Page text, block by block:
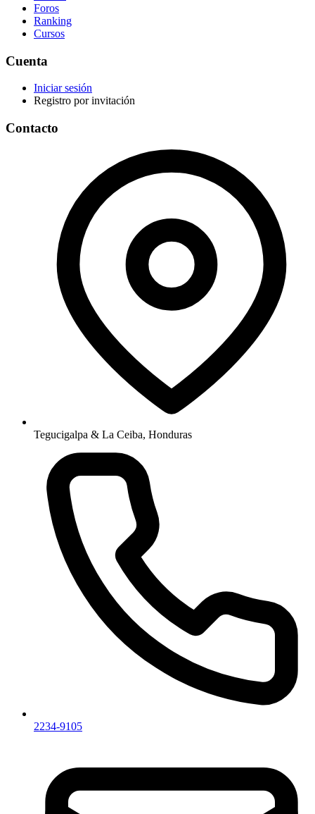
Foros
Ranking
Cursos
Cuenta
Iniciar sesión
Registro por invitación
Contacto
Tegucigalpa & La Ceiba, Honduras
2234-9105